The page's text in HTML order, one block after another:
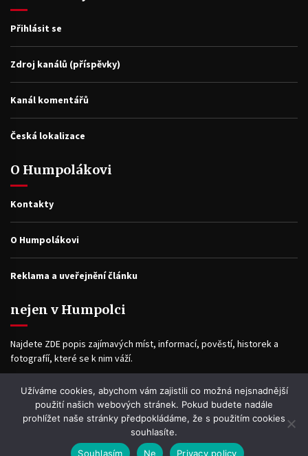
Přihlásit se
Zdroj kanálů (příspěvky)
Kanál komentářů
Česká lokalizace
O Humpolákovi
Kontakty
O Humpolákovi
Reklama a uveřejnění článku
nejen v Humpolci
Najdete ZDE popis zajímavých míst, informací, pověstí, historek a
fotografíí, které se k nim váží.
Facebook
Užíváme cookies, abychom vám zajistili co možná nejsnadnější
použití našich webových stránek. Pokud budete nadále
prohlížet naše stránky předpokládáme, že s použitím cookies
souhlasíte.
Souhlasím
Ne Privacy policy